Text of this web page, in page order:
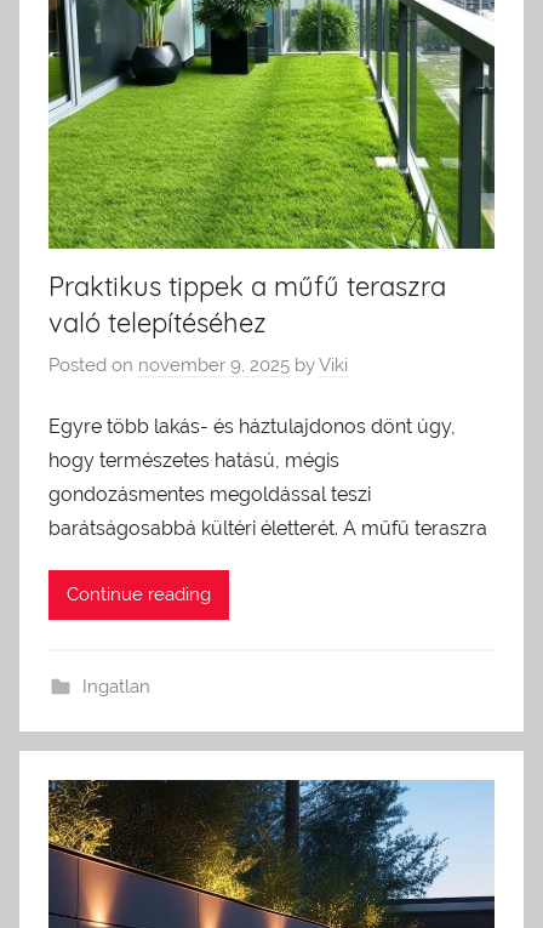
Praktikus tippek a műfű teraszra
való telepítéséhez
Posted on november 9, 2025 byViki
Egyre több lakás- és háztulajdonos dönt úgy,
hogy természetes hatású, mégis
gondozásmentes megoldással teszi
barátságosabbá kültéri életterét. A műfű teraszra
Continue reading
Ingatlan